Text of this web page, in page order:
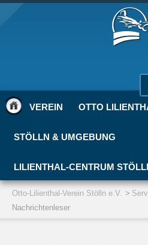
VEREIN OTTO
STÖLLN & UMGEBUNG
LILIENTHAL-CENTRUM
Otto-Lilienthal-Verein Stölln e.V.
Nachrichtenleser